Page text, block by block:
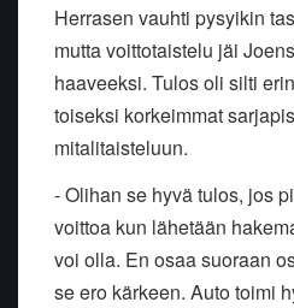
Herrasen vauhti pysyikin
mutta voittotaistelu jäi
haaveeksi. Tulos oli silti
toiseksi korkeimmat
mitalitaisteluun.
- Olihan se hyvä tulos, jos
voittoa kun lähetään
voi olla. En osaa suoraan
se ero kärkeen. Auto toimi